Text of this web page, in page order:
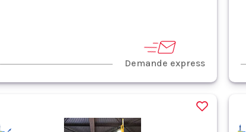
Demande express